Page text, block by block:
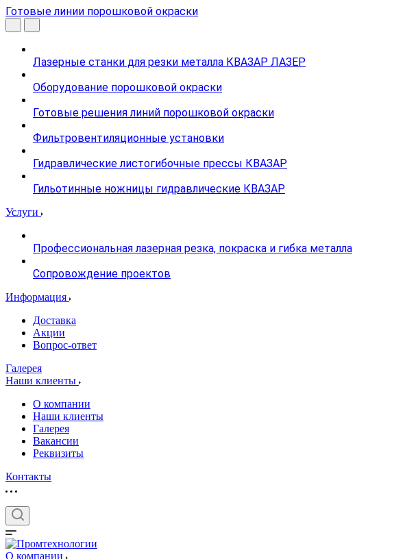
Готовые линии порошковой окраски
Лазерные станки для резки металла КВАЗАР ЛАЗЕР
Оборудование порошковой окраски
Готовые решения линий порошковой окраски
Фильтровентиляционные установки
Гидравлические листогибочные прессы КВАЗАР
Гильотинные ножницы гидравлические КВАЗАР
Услуги
Профессиональная лазерная резка, покраска и гибка металла
Сопровождение проектов
Информация
Доставка
Акции
Вопрос-ответ
Галерея
Наши клиенты
О компании
Наши клиенты
Галерея
Вакансии
Реквизиты
Контакты
О компании